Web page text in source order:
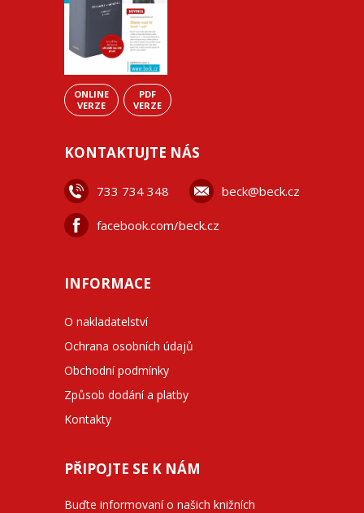
ONLINE
VERZE
PDF
VERZE
KONTAKTUJTE NÁS
733 734 348 beck@beck.cz
facebook.com/beck.cz
INFORMACE
O nakladatelství
Ochrana osobních údajů
Obchodní podmínky
Způsob dodání a platby
Kontakty
PŘIPOJTE SE K NÁM
Buďte informovaní o našich knižních